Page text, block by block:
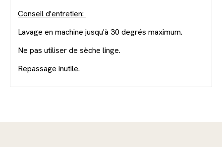
Conseil d'entretien:
Lavage en machine jusqu'à 30 degrés maximum.
Ne pas utiliser de sèche linge.
Repassage inutile.